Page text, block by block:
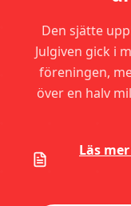
Den sjätte
Julgiven gick i
föreningen,
över en halv
Läs